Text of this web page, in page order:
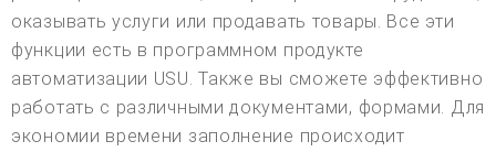
оказывать услуги или продавать товары. Все эти
функции есть в программном продукте
автоматизации USU. Также вы сможете эффективно
работать с различными документами, формами. Для
экономии времени заполнение происходит